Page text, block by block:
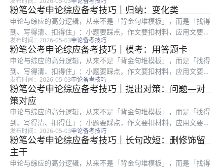
格式与对象。很多在职考生时间有限，更容易陷入「练了很多篇却
提分慢」：常见根因是要么通读材料浪费时间，要么要点合并过
度、要么书...
粉笔公考申论综应备考技巧｜归纳：变化类
申论与综应的高分逻辑，从来不是「背金句堆模板」，而是「找得
到、写得清、扣得住」：小题要踩点，作文要扣材料，应用文要顾
格式与对象。很多在职考生时间有限，更容易陷入「练了很多篇却
提分慢」：常见根因是要么通读材料浪费时间，要么要点合并过
度、要么书...
发布时间：2026-05-03申论备考技巧
粉笔公考申论综应备考技巧｜模考：用答题卡
申论与综应的高分逻辑，从来不是「背金句堆模板」，而是「找得
到、写得清、扣得住」：小题要踩点，作文要扣材料，应用文要顾
格式与对象。很多在职考生时间有限，更容易陷入「练了很多篇却
提分慢」：常见根因是要么通读材料浪费时间，要么要点合并过
度、要么书...
发布时间：2026-05-03申论备考技巧
粉笔公考申论综应备考技巧｜提出对策：问题—对
策对应
申论与综应的高分逻辑，从来不是「背金句堆模板」，而是「找得
到、写得清、扣得住」：小题要踩点，作文要扣材料，应用文要顾
格式与对象。很多在职考生时间有限，更容易陷入「练了很多篇却
提分慢」：常见根因是要么通读材料浪费时间，要么要点合并过
度、要么书...
发布时间：2026-05-03申论备考技巧
粉笔公考申论综应备考技巧｜长句改短：删修饰留
主干
申论与综应的高分逻辑，从来不是「背金句堆模板」，而是「找得